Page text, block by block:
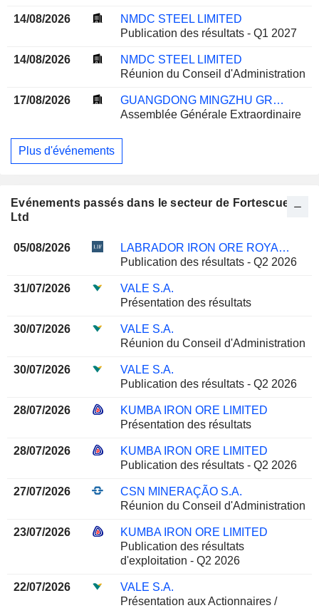
14/08/2026
NMDC STEEL LIMITED
Publication des résultats - Q1 2027
14/08/2026
NMDC STEEL LIMITED
Réunion du Conseil d'Administration
17/08/2026
GUANGDONG MINGZHU GROUP CO.,LTD
Assemblée Générale Extraordinaire
Plus d'événements
Evénements passés dans le secteur de Fortescue
Ltd
05/08/2026
LABRADOR IRON ORE ROYALTY CORPORATION
Publication des résultats - Q2 2026
31/07/2026
VALE S.A.
Présentation des résultats
30/07/2026
VALE S.A.
Réunion du Conseil d'Administration
30/07/2026
VALE S.A.
Publication des résultats - Q2 2026
28/07/2026
KUMBA IRON ORE LIMITED
Présentation des résultats
28/07/2026
KUMBA IRON ORE LIMITED
Publication des résultats - Q2 2026
27/07/2026
CSN MINERAÇÃO S.A.
Réunion du Conseil d'Administration
23/07/2026
KUMBA IRON ORE LIMITED
Publication des résultats
d'exploitation - Q2 2026
22/07/2026
VALE S.A.
Présentation aux Actionnaires /